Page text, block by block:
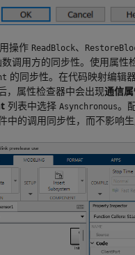
操作 ReadBlock、
数调用方的同步性。使用属性
的同步性。在代码映射编辑
，属性检查器中会出现通信
列表中选择 Asynchronous。
中的调用同步性，而不影响生